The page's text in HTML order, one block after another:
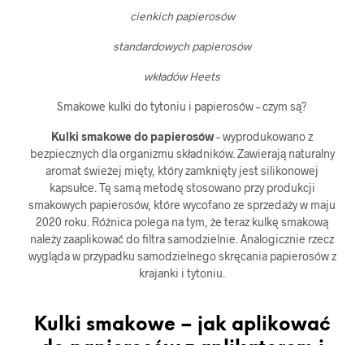
cienkich papierosów
standardowych papierosów
wkładów Heets
Smakowe kulki do tytoniu i papierosów – czym są?
Kulki smakowe do papierosów– wyprodukowano z
bezpiecznych dla organizmu składników. Zawierają naturalny
aromat świeżej mięty, który zamknięty jest silikonowej
kapsułce. Tę samą metodę stosowano przy produkcji
smakowych papierosów, które wycofano ze sprzedaży w maju
2020 roku. Różnica polega na tym, że teraz kulkę smakową
należy zaaplikować do filtra samodzielnie. Analogicznie rzecz
wygląda w przypadku samodzielnego skręcania papierosów z
krajanki i tytoniu.
Kulki smakowe – jak aplikować